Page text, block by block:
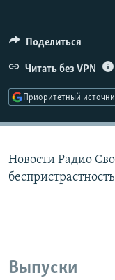
ПОДПИШИТЕСЬ НА
СОЦИАЛЬНЫЕ СЕТИ
Поделиться
Читать без VPN
Приоритетный
Новости Радио
беспристрастность
Выпуски